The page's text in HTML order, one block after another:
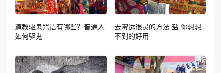
道教驱鬼咒语有哪些？普通人
如何驱鬼
去霉运很灵的方法 盐 你想想
不到的好用